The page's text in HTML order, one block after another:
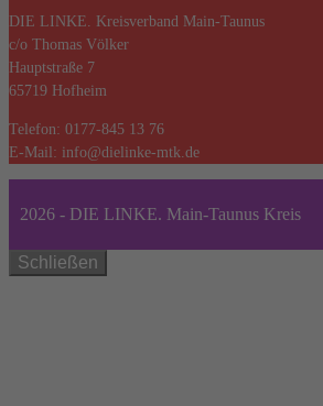
DIE LINKE. Kreisverband Main-Taunus
c/o Thomas Völker
Hauptstraße 7
65719 Hofheim
Telefon: 0177-845 13 76
E-Mail: info@dielinke-mtk.de
2026 - DIE LINKE. Main-Taunus Kreis
Schließen